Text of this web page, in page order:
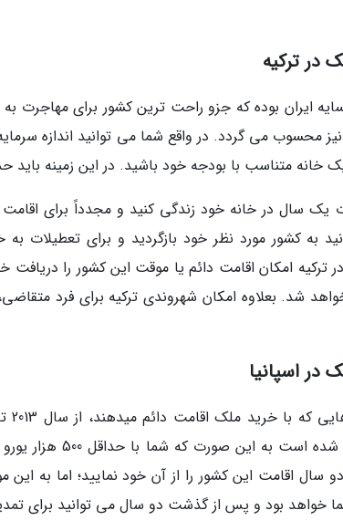
در ترکیه
ایران بوده که جزو راحت ترین کشور برای مهاجرت
محسوب می گردد. در واقع شما می توانید اندازه
متناسب با بودجه خود باشید. در این زمینه باید حداقل بودجه شما
یک سال در خانه خود زندگی کنید و مجدداً برای
به کشور مورد نظر خود بازگردید و برای تعطیلات
امکان اقامت دائم یا موقت این کشور را دریافت
در اسپانیا
ملک در اسپانیا امکان
سال اقامت این کشور را از آن خود نمایید؛ اما به این
خواهد بود و پس از گذشت دو سال می توانید برای